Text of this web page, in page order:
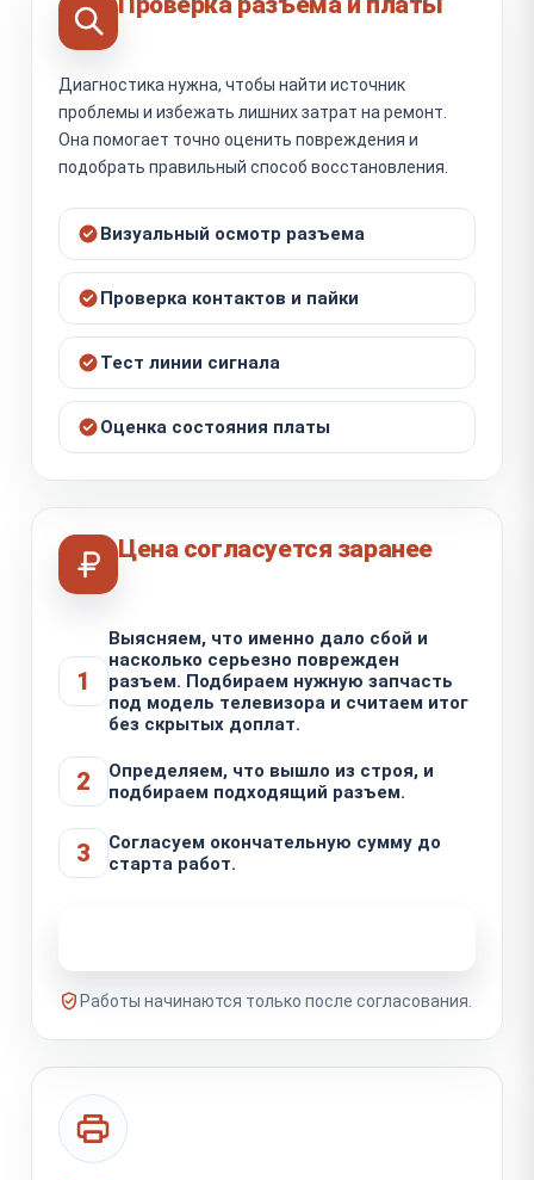
Диагностика нужна, чтобы найти источник
проблемы и избежать лишних затрат на ремонт.
Она помогает точно оценить повреждения и
подобрать правильный способ восстановления.
Визуальный осмотр разъема
Проверка контактов и пайки
Тест линии сигнала
Оценка состояния платы
Цена согласуется заранее
1
Выясняем, что именно дало сбой и
насколько серьезно поврежден
разъем. Подбираем нужную запчасть
под модель телевизора и считаем итог
без скрытых доплат.
2
Определяем, что вышло из строя, и
подбираем подходящий разъем.
3
Согласуем окончательную сумму до
старта работ.
Работы начинаются только после согласования.